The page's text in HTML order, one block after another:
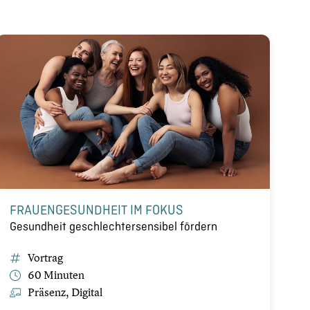
FRAUENGESUNDHEIT IM FOKUS
Gesundheit geschlechtersensibel fördern
Vortrag
60 Minuten
Präsenz, Digital